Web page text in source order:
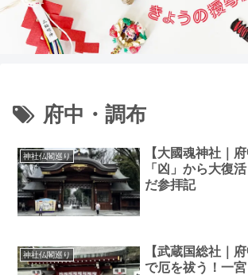
府中・調布
神社仏閣巡り
【大國魂神社｜
「凶」から大復
だ参拝記
神社仏閣巡り
【武蔵国総社｜
で厄を祓う！一